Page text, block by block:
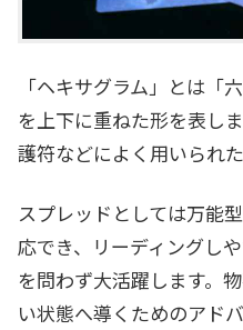
「ヘキサグラム」とは「
を上下に重ねた形を表し
護符などによく用いられた
スプレッドとしては万能
応でき、リーディングし
を問わず大活躍します。
い状態へ導くためのアド